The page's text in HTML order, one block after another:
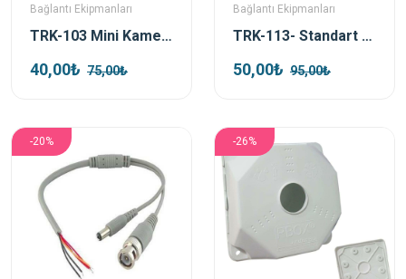
Bağlantı Ekipmanları
TRK-103 Mini Kamera Kutusu (Beyaz)
40,00₺ 75,00₺
Bağlantı Ekipmanları
TRK-113- Standart Kamera Kutusu(Taban Dahil)-Beyaz
50,00₺ 95,00₺
-20% -26%